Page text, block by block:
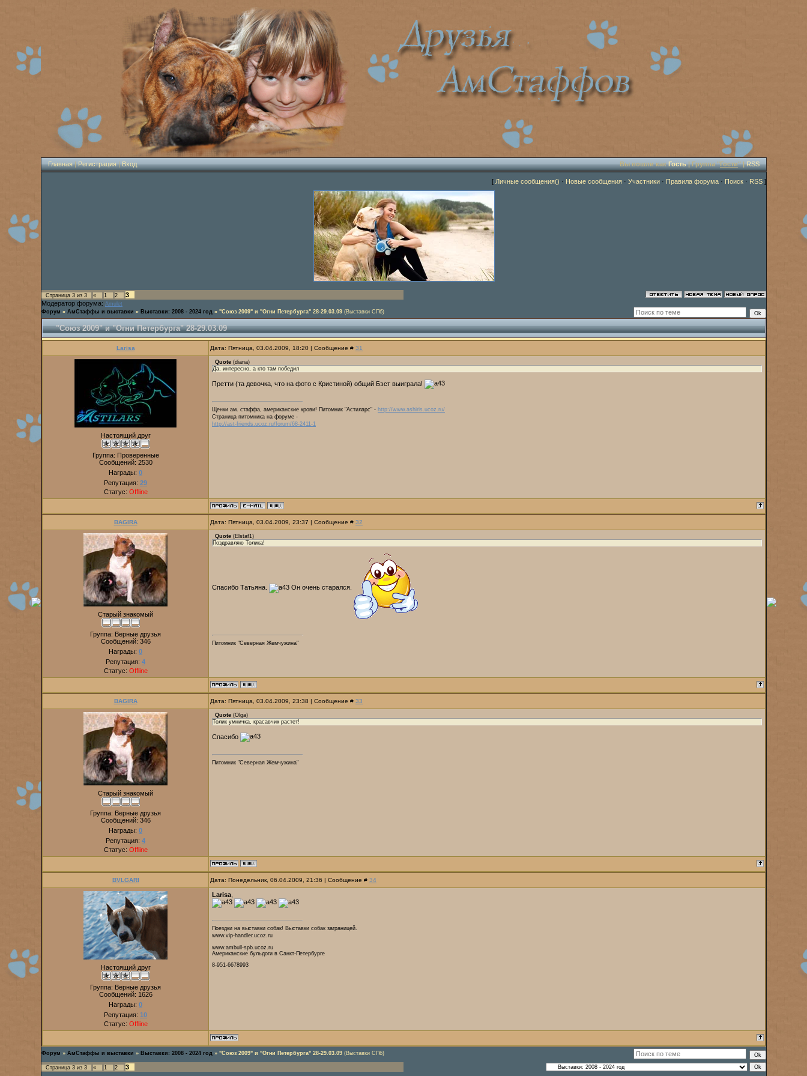
Главная|Регистрация|Вход Вы вошли какГость| Группа "Гости" |RSS
[ Личные сообщения() · Новые сообщения · Участники · Правила форума · Поиск · RSS ]
Страница 3 из 3 « 1 2
3
Модератор форума: Amulet
Форум » АмСтаффы и выставки » Выставки: 2008 - 2024 год » "Союз 2009" и "Огни Петербурга" 28-29.03.09 (Выставки СПб)
"Союз 2009" и "Огни Петербурга" 28-29.03.09
Larisa Дата: Пятница, 03.04.2009, 18:20 | Сообщение # 31
Настоящий друг
Группа: Проверенные
Сообщений: 2530
Награды: 0
Репутация: 29
Статус: Offline
Quote (diana)
Да, интересно, а кто там победил
Претти (та девочка, что на фото с Кристиной) общий Бэст выиграла!
Щенки ам. стаффа, американские крови! Питомник "Астиларс" - http://www.ashiris.ucoz.ru/
Страница питомника на форуме -
http://ast-friends.ucoz.ru/forum/68-2411-1
BAGIRA Дата: Пятница, 03.04.2009, 23:37 | Сообщение # 32
Старый знакомый
Группа: Верные друзья
Сообщений: 346
Награды: 0
Репутация: 4
Статус: Offline
Quote (Elstaf1)
Поздравляю Толика!
Спасибо Татьяна. Он очень старался.
Питомник "Северная Жемчужина"
BAGIRA Дата: Пятница, 03.04.2009, 23:38 | Сообщение # 33
Старый знакомый
Группа: Верные друзья
Сообщений: 346
Награды: 0
Репутация: 4
Статус: Offline
Quote (Olga)
Толик умничка, красавчик растет!
Спасибо
Питомник "Северная Жемчужина"
BVLGARI Дата: Понедельник, 06.04.2009, 21:36 | Сообщение # 34
Настоящий друг
Группа: Верные друзья
Сообщений: 1626
Награды: 0
Репутация: 10
Статус: Offline
Larisa
Поездки на выставки собак! Выставки собак заграницей.
www.vip-handler.ucoz.ru
www.ambull-spb.ucoz.ru
Американские бульдоги в Санкт-Петербурге
8-951-6678993
Форум » АмСтаффы и выставки » Выставки: 2008 - 2024 год » "Союз 2009" и "Огни Петербурга" 28-29.03.09 (Выставки СПб)
Страница 3 из 3 « 1 2 3